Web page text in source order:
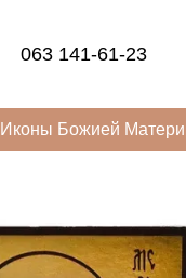
063 141-61-23
Иконы Божией Матери